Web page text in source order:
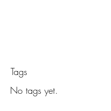
Tags
No tags yet.